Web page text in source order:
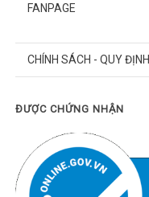
FANPAGE
CHÍNH SÁCH - QUY ĐỊNH
ĐƯỢC CHỨNG NHẬN